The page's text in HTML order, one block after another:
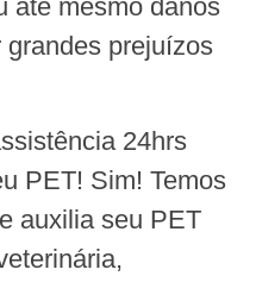
até mesmo danos
prejuízos
24hrs
PET! Sim! Temos
auxilia seu PET